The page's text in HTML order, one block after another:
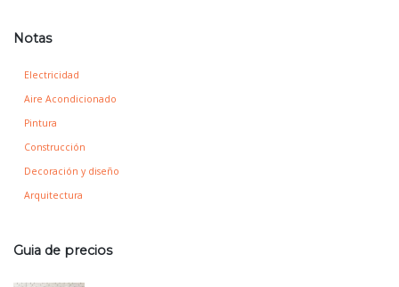
Notas
Electricidad
Aire Acondicionado
Pintura
Construcción
Decoración y diseño
Arquitectura
Guia de precios